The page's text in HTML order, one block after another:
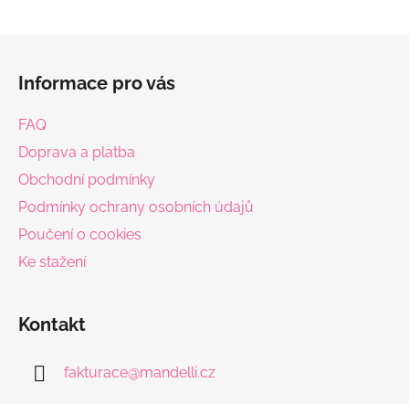
Informace pro vás
FAQ
Doprava a platba
Obchodní podmínky
Podmínky ochrany osobních údajů
Poučení o cookies
Ke stažení
Kontakt
fakturace@mandelli.cz